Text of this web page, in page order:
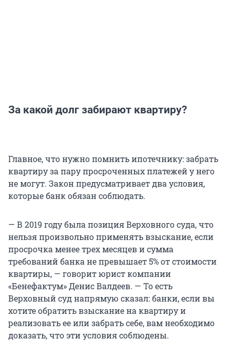
За какой долг забирают квартиру?
Главное, что нужно помнить ипотечнику: забрать
квартиру за пару просроченных платежей у него
не могут. Закон предусматривает два условия,
которые банк обязан соблюдать.
— В 2019 году была позиция Верховного суда, что
нельзя произвольно применять взыскание, если
просрочка менее трех месяцев и сумма
требований банка не превышает 5% от стоимости
квартиры, — говорит юрист компании
«Бенефактум» Денис Валдеев. — То есть
Верховный суд напрямую сказал: банки, если вы
хотите обратить взыскание на квартиру и
реализовать ее или забрать себе, вам необходимо
доказать, что эти условия соблюдены.